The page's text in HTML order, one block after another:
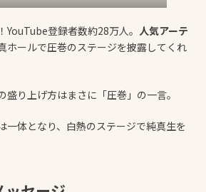
登録者数約28万人。 人気アーテ
ホールで圧巻のステージを披露してくれ
盛り上げ方はまさに「圧巻」の一言。
一体となり、白熱のステージで純真生を